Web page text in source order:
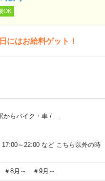
OK
にはお給料ゲット！
からバイク・車/
～22:00 など こちら以外の時
＃8月～ ＃9月～